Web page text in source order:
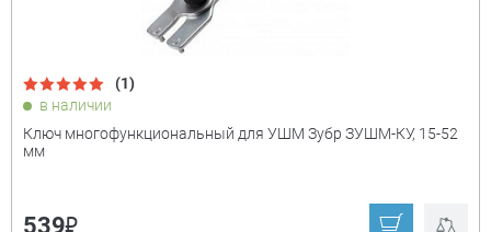
Показать только
(1)
в наличии
Ключ многофункциональный для УШМ Зубр ЗУШМ-КУ, 15-52
мм
539₽